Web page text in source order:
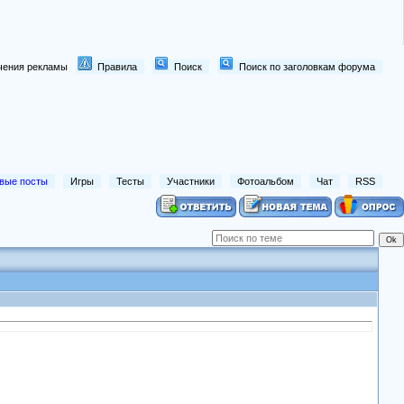
рекламы Правила Поиск Поиск по заголовкам форума
посты Игры Тесты Участники Фотоальбом Чат RSS